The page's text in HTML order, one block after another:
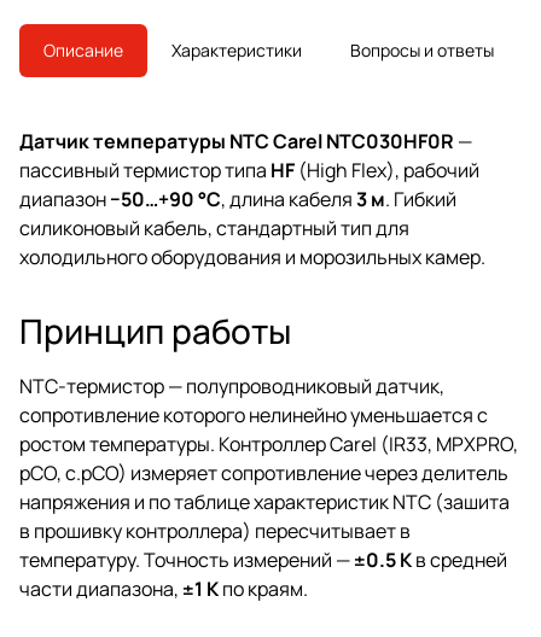
Описание Характеристики Вопросы и ответы
Датчик температуры NTC Carel NTC030HF0R —
пассивный термистор типа HF (High Flex), рабочий
диапазон−50…+90 °C, длина кабеля3 м. Гибкий
силиконовый кабель, стандартный тип для
холодильного оборудования и морозильных камер.
Принцип работы
NTC-термистор — полупроводниковый датчик,
сопротивление которого нелинейно уменьшается с
ростом температуры. Контроллер Carel (IR33, MPXPRO,
pCO, c.pCO) измеряет сопротивление через делитель
напряжения и по таблице характеристик NTC (зашита
в прошивку контроллера) пересчитывает в
температуру. Точность измерений —±0.5 Kв средней
части диапазона, ±1 Kпо краям.